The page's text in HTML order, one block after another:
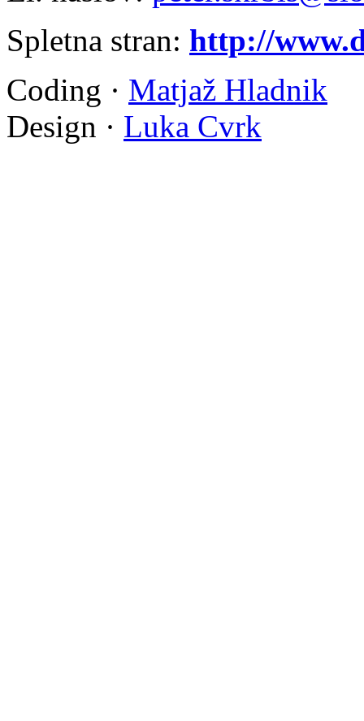
Spletna stran: http://
Coding · Matjaž Hladnik
Design · Luka Cvrk